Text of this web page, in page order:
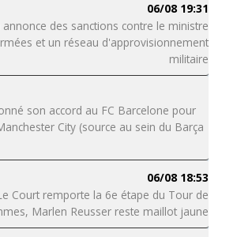
06/08 19:31
des sanctions contre le ministre
et un réseau d'approvisionnement
militaire
son accord au FC Barcelone pour
City (source au sein du Barça
06/08 18:53
Court remporte la 6e étape du Tour de
Marlen Reusser reste maillot jaune